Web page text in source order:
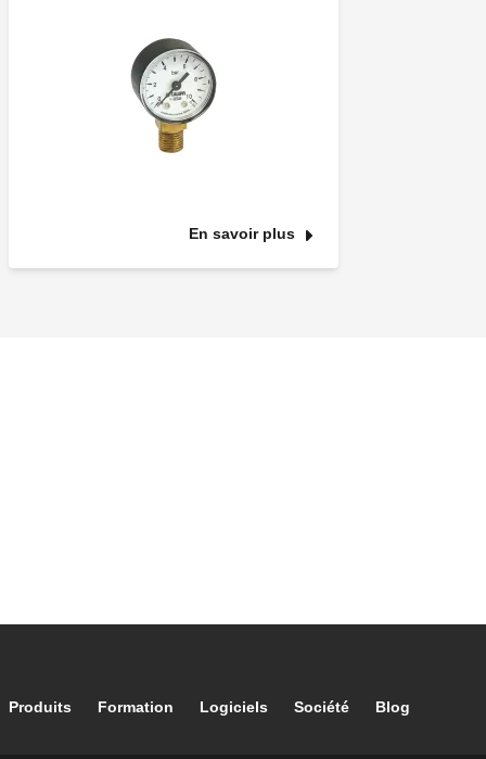
En savoir plus
Footer main navigation
Produits Formation Logiciels Société Blog